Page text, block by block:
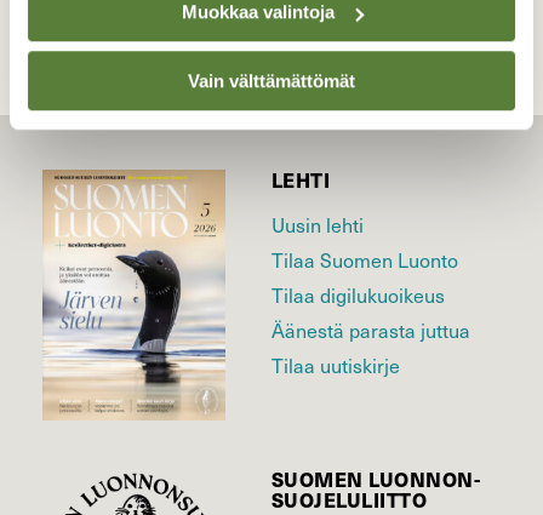
Muokkaa valintoja
Vain välttämättömät
LEHTI
Uusin lehti
Tilaa Suomen Luonto
Tilaa digilukuoikeus
Äänestä parasta juttua
Tilaa uutiskirje
SUOMEN LUONNON­
SUOJELU­LIITTO